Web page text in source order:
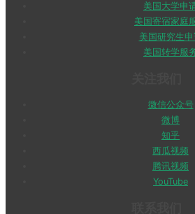
美国大学申
美国寄宿家庭
美国研究生
美国转学服
微信公众号
微博
知乎
西瓜视频
腾讯视频
YouTube